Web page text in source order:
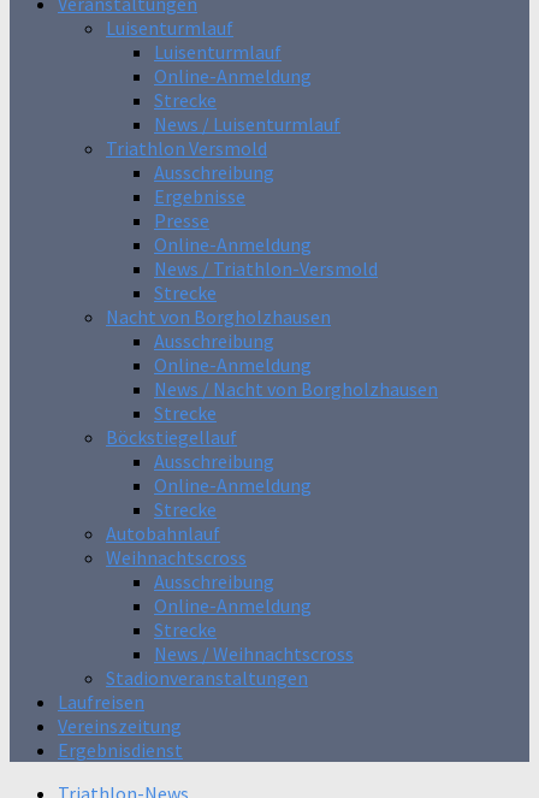
Luisenturmlauf
Luisenturmlauf
Online-Anmeldung
Strecke
News / Luisenturmlauf
Triathlon Versmold
Ausschreibung
Ergebnisse
Presse
Online-Anmeldung
News / Triathlon-Versmold
Strecke
Nacht von Borgholzhausen
Ausschreibung
Online-Anmeldung
News / Nacht von Borgholzhausen
Strecke
Böckstiegellauf
Ausschreibung
Online-Anmeldung
Strecke
Autobahnlauf
Weihnachtscross
Ausschreibung
Online-Anmeldung
Strecke
News / Weihnachtscross
Stadionveranstaltungen
Laufreisen
Vereinszeitung
Ergebnisdienst
Triathlon-News